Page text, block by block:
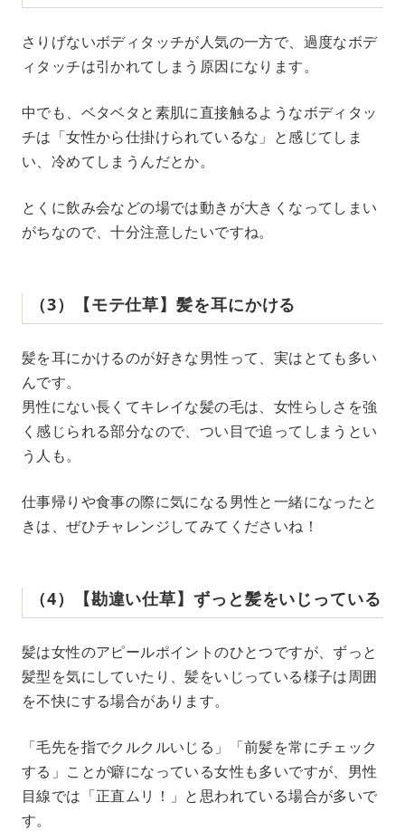
さりげないボディタッチが人気の一方で、過度なボデ
ィタッチは引かれてしまう原因になります。
中でも、ベタベタと素肌に直接触るようなボディタッ
チは「女性から仕掛けられているな」と感じてしま
い、冷めてしまうんだとか。
とくに飲み会などの場では動きが大きくなってしまい
がちなので、十分注意したいですね。
（3）【モテ仕草】髪を耳にかける
髪を耳にかけるのが好きな男性って、実はとても多い
んです。
男性にない長くてキレイな髪の毛は、女性らしさを強
く感じられる部分なので、つい目で追ってしまうとい
う人も。
仕事帰りや食事の際に気になる男性と一緒になったと
きは、ぜひチャレンジしてみてくださいね！
（4）【勘違い仕草】ずっと髪をいじっている
髪は女性のアピールポイントのひとつですが、ずっと
髪型を気にしていたり、髪をいじっている様子は周囲
を不快にする場合があります。
「毛先を指でクルクルいじる」「前髪を常にチェック
する」ことが癖になっている女性も多いですが、男性
目線では「正直ムリ！」と思われている場合が多いで
す。